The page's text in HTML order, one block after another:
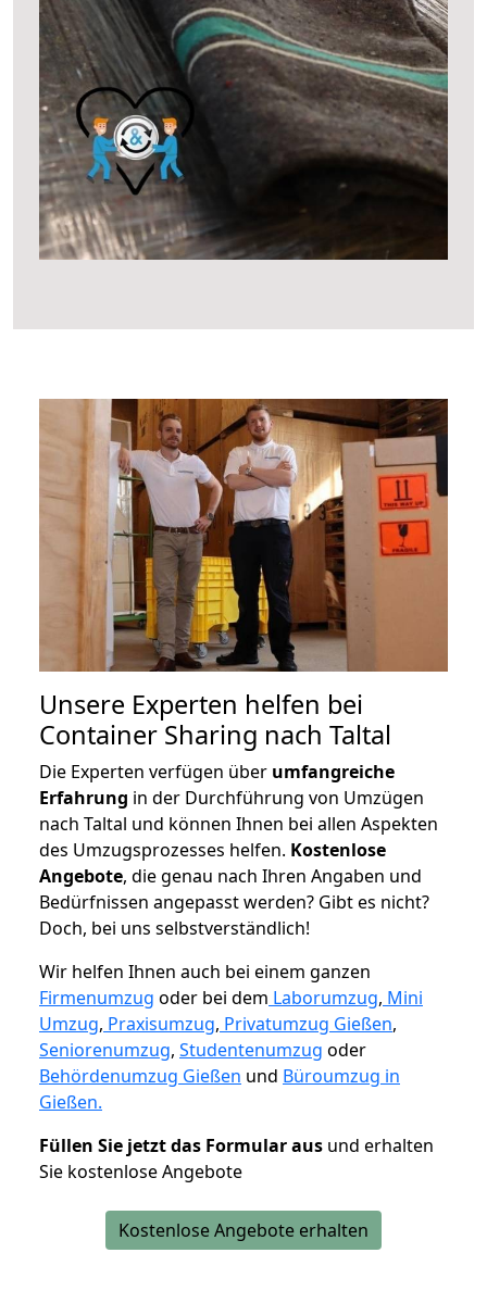
Unsere Experten helfen bei
Container Sharing nach Taltal
Die Experten verfügen über umfangreiche
Erfahrung in der Durchführung von Umzügen
nach Taltal und können Ihnen bei allen Aspekten
des Umzugsprozesses helfen. Kostenlose
Angebote, die genau nach Ihren Angaben und
Bedürfnissen angepasst werden? Gibt es nicht?
Doch, bei uns selbstverständlich!
Wir helfen Ihnen auch bei einem ganzen
Firmenumzug oder bei dem Laborumzug, Mini
Umzug, Praxisumzug, Privatumzug Gießen,
Seniorenumzug, Studentenumzug oder
Behördenumzug Gießen und Büroumzug in
Gießen.
Füllen Sie jetzt das Formular aus und erhalten
Sie kostenlose Angebote
Kostenlose Angebote erhalten